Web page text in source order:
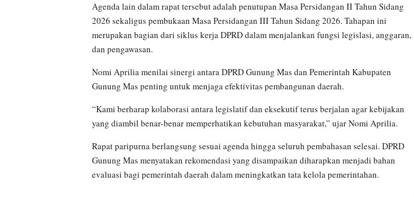
Agenda lain dalam rapat tersebut adalah penutupan Masa Persidangan II Tahun Sidang
2026 sekaligus pembukaan Masa Persidangan III Tahun Sidang 2026. Tahapan ini
merupakan bagian dari siklus kerja DPRD dalam menjalankan fungsi legislasi, anggaran,
dan pengawasan.
Nomi Aprilia menilai sinergi antara DPRD Gunung Mas dan Pemerintah Kabupaten
Gunung Mas penting untuk menjaga efektivitas pembangunan daerah.
“Kami berharap kolaborasi antara legislatif dan eksekutif terus berjalan agar kebijakan
yang diambil benar-benar memperhatikan kebutuhan masyarakat,” ujar Nomi Aprilia.
Rapat paripurna berlangsung sesuai agenda hingga seluruh pembahasan selesai. DPRD
Gunung Mas menyatakan rekomendasi yang disampaikan diharapkan menjadi bahan
evaluasi bagi pemerintah daerah dalam meningkatkan tata kelola pemerintahan.